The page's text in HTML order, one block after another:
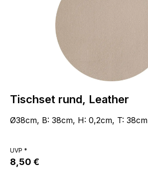
Tischset rund, Leather
Ø38cm, B: 38cm, H: 0,2cm, T: 38cm
UVP *
8,50 €